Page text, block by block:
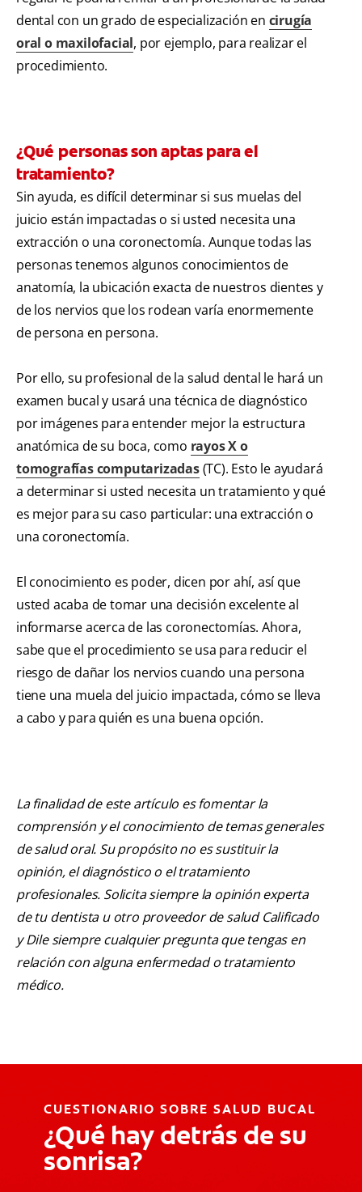
dental con un grado de especialización en cirugía
oral o maxilofacial, por ejemplo, para realizar el
procedimiento.
¿Qué personas son aptas para el
tratamiento?
Sin ayuda, es difícil determinar si sus muelas del
juicio están impactadas o si usted necesita una
extracción o una coronectomía. Aunque todas las
personas tenemos algunos conocimientos de
anatomía, la ubicación exacta de nuestros dientes y
de los nervios que los rodean varía enormemente
de persona en persona.
Por ello, su profesional de la salud dental le hará un
examen bucal y usará una técnica de diagnóstico
por imágenes para entender mejor la estructura
anatómica de su boca, como rayos X o
tomografías computarizadas(TC). Esto le ayudará
a determinar si usted necesita un tratamiento y qué
es mejor para su caso particular: una extracción o
una coronectomía.
El conocimiento es poder, dicen por ahí, así que
usted acaba de tomar una decisión excelente al
informarse acerca de las coronectomías. Ahora,
sabe que el procedimiento se usa para reducir el
riesgo de dañar los nervios cuando una persona
tiene una muela del juicio impactada, cómo se lleva
a cabo y para quién es una buena opción.
La finalidad de este artículo es fomentar la
comprensión y el conocimiento de temas generales
de salud oral. Su propósito no es sustituir la
opinión, el diagnóstico o el tratamiento
profesionales. Solicita siempre la opinión experta
de tu dentista u otro proveedor de salud Calificado
y Dile siempre cualquier pregunta que tengas en
relación con alguna enfermedad o tratamiento
médico.
CUESTIONARIO SOBRE SALUD BUCAL
¿Qué hay detrás de su
sonrisa?